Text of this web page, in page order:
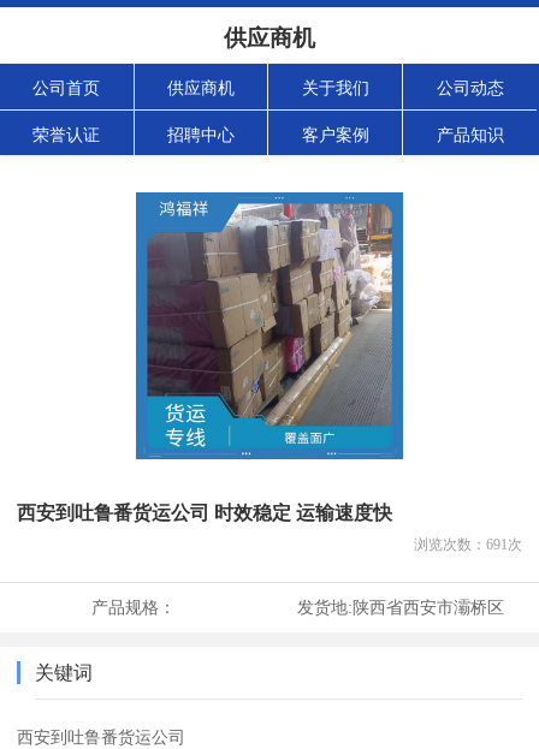
供应商机
公司首页 供应商机 关于我们 公司动态
荣誉认证 招聘中心 客户案例 产品知识
西安到吐鲁番货运公司 时效稳定 运输速度快
浏览次数： 691次
产品规格： 发货地:陕西省西安市灞桥区
关键词
西安到吐鲁番货运公司